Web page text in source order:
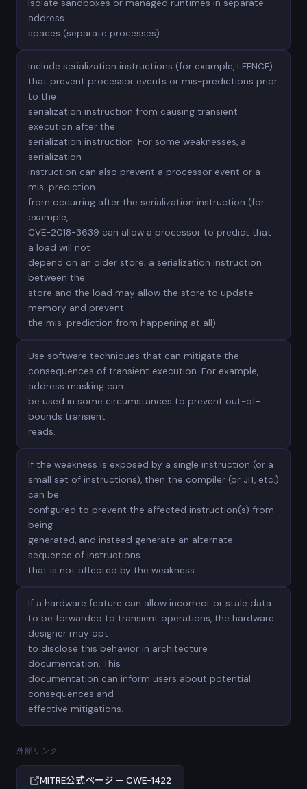
Isolate sandboxes or managed runtimes in separate
address
spaces (separate processes).
Include serialization instructions (for example, LFENCE)
that prevent processor events or mis-predictions prior
to the
serialization instruction from causing transient
execution after the
serialization instruction. For some weaknesses, a
serialization
instruction can also prevent a processor event or a
mis-prediction
from occurring after the serialization instruction (for
example,
CVE-2018-3639 can allow a processor to predict that
a load will not
depend on an older store; a serialization instruction
between the
store and the load may allow the store to update
memory and prevent
the mis-prediction from happening at all).
Use software techniques that can mitigate the
consequences of transient execution. For example,
address masking can
be used in some circumstances to prevent out-of-
bounds transient
reads.
If the weakness is exposed by a single instruction (or a
small set of instructions), then the compiler (or JIT, etc.)
can be
configured to prevent the affected instruction(s) from
being
generated, and instead generate an alternate
sequence of instructions
that is not affected by the weakness.
If a hardware feature can allow incorrect or stale data
to be forwarded to transient operations, the hardware
designer may opt
to disclose this behavior in architecture
documentation. This
documentation can inform users about potential
consequences and
effective mitigations.
外部リンク
MITRE公式ページ — CWE-1422